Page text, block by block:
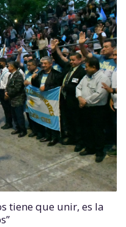
tiene que unir, es la